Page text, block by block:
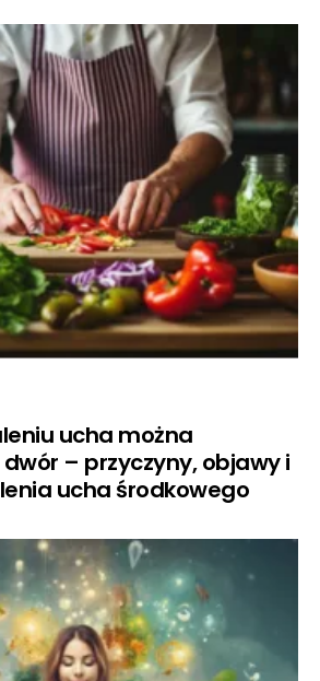
ucha można
– przyczyny, objawy i
ucha środkowego